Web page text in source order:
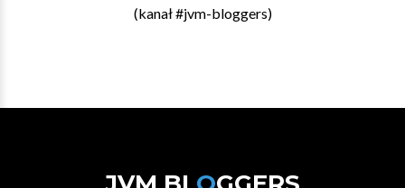
(kanał #jvm-bloggers)